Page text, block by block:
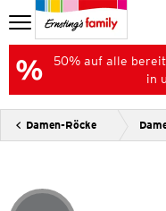
50% auf alle
in
Damen-Röcke